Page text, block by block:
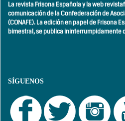
La revista Frisona Española y la web
comunicación de la Confederación de
(CONAFE). La edición en papel de Frisona
bimestral,se publica ininterrumpidamente
SÍGUENOS